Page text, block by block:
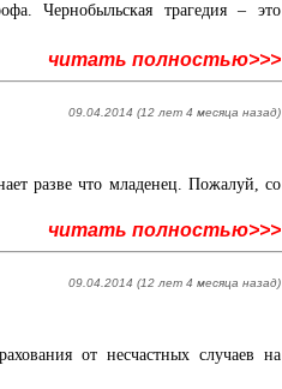
Чернобыльская трагедия – это
читать полностью>>>
09.04.2014 (12 лет 4 месяца назад)
разве что младенец. Пожалуй, со
читать полностью>>>
09.04.2014 (12 лет 4 месяца назад)
от несчастных случаев на